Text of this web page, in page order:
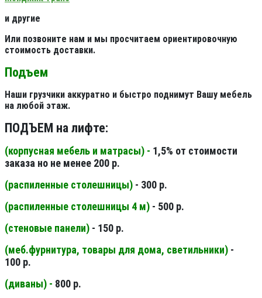
и другие
Или позвоните нам и мы просчитаем ориентировочную
стоимость доставки.
Подъем
Наши грузчики аккуратно и быстро поднимут Вашу мебель
на любой этаж.
ПОДЪЕМ на лифте:
(корпусная мебель и матрасы) - 1,5% от стоимости
заказа но не менее 200 р.
(распиленные столешницы) - 300 р.
(распиленные столешницы 4 м) - 500 р.
(стеновые панели) - 150 р.
(меб.фурнитура, товары для дома, светильники) -
100 р.
(диваны) - 800 р.